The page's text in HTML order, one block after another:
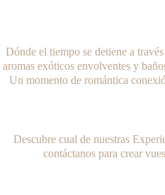
Dónde el tiempo se detiene a
aromas exóticos envolventes y
Un momento de romántica
Descubre cual de nuestras
contáctanos para crear